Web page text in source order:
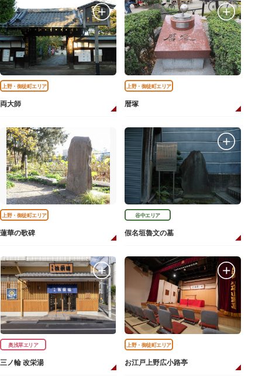
上野・御徒町エリア
両大師
上野・御徒町エリア
暦塚
上野・御徒町エリア
蓮華の歌碑
谷中エリア
假名垣魯文の墓
奥浅草エリア
三ノ輪 改栄湯
上野・御徒町エリア
お江戸上野広小路亭